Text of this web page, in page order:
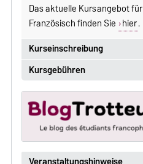
Kurseinschreibung
Einschreibezeitraum:
5. Oktober 2026, 9.00 Uhr bis
23. Oktober 2026, 18 Uhr
Moodle
OVGU-Account
Die Kurse beginnen ab dem 12.
Das aktuelle Kursangebot für
Französisch finden Sie hier.
Kursgebühren
Sprachkurse sind i. d. R.
gebührenpflichtig.
Gebühren
Gebührenrückerstattung